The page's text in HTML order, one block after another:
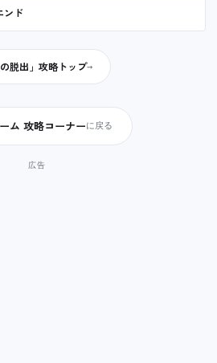
ド
脱出」攻略トップ
ム 攻略コーナーに戻る